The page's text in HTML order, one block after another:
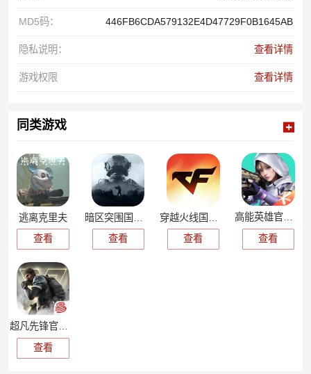
MD5码： 446FB6CDA579132E4D47729F0B1645AB
隐私说明： 查看详情
游戏权限 查看详情
同类游戏
逃离克里夫
查看
查看
查看
高能英雄官方正版
查看
超凡先锋官网版
查看